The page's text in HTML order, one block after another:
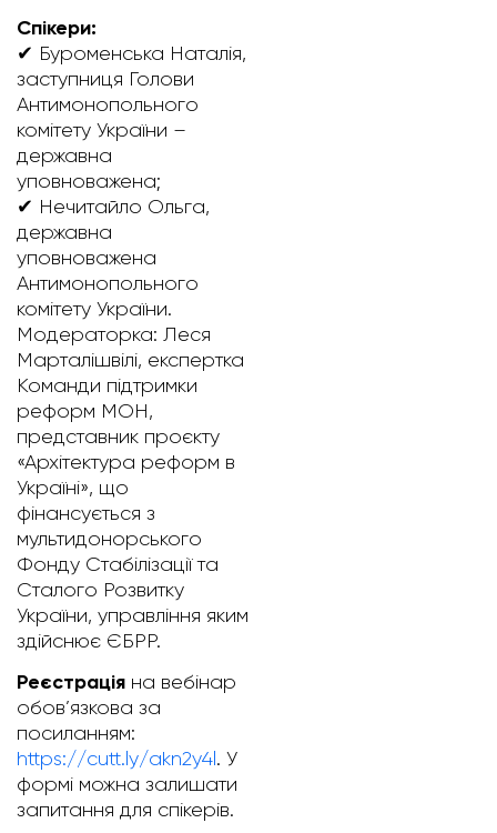
Спікери:
✔ Буроменська Наталія,
заступниця Голови
Антимонопольного
комітету України –
державна
уповноважена;
✔ Нечитайло Ольга,
державна
уповноважена
Антимонопольного
комітету України.
Модераторка: Леся
Марталішвілі, експертка
Команди підтримки
реформ МОН,
представник проєкту
«Архітектура реформ в
Україні», що
фінансується з
мультидонорського
Фонду Стабілізації та
Сталого Розвитку
України, управління яким
здійснює ЄБРР.
Реєстрація на вебінар
обов’язкова за
посиланням:
https://cutt.ly/akn2y4l . У
формі можна залишати
запитання для спікерів.